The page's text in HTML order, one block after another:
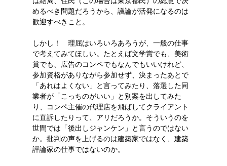
めるべき問題だろうから、議論が活発になるのは
歓迎すべきこと。
しかし！ 理屈はいろいろあろうが、一般の仕事
で考えてみてほしい。たとえば文学賞でも、美術
賞でも、広告のコンペでもなんでもいいけれど、
参加資格がありながら参加せず、決まったあとで
「あれはよくない」と言ってみたり、落選した同
業者が「こっちのがいい」と別案を出してみた
り、コンペ主催の代理店を飛ばしてクライアント
に直訴したりって、アリだろうか。そういうのを
世間では「後出しジャンケン」と言うのではない
か。批判の声を上げるのは建築家ではなく、建築
評論家の仕事ではないのか。